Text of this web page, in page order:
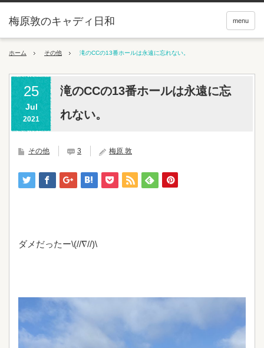
menu
梅原敦のキャディ日和
ホーム その他 滝のCCの13番ホールは永遠に忘れない。
25
Jul
2021
滝のCCの13番ホールは永遠に忘
れない。
その他 3 梅原 敦
ダメだったー\(//∇//)\